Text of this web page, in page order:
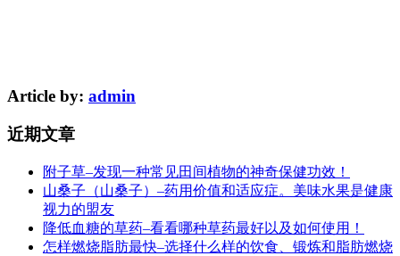
Article by: admin
近期文章
附子草–发现一种常见田间植物的神奇保健功效！
山桑子（山桑子）–药用价值和适应症。美味水果是健康
视力的盟友
降低血糖的草药–看看哪种草药最好以及如何使用！
怎样燃烧脂肪最快–选择什么样的饮食、锻炼和脂肪燃烧